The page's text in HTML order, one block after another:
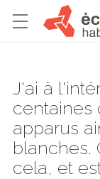
J'ai à
centaines
apparus
blanches.
cela, et